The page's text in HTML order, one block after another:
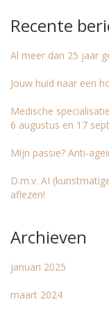
Recente
Al meer dan 25 jaar
Jouw huid naar een
Medische
6 augustus en 17
Mijn passie? Anti-
D.m.v. AI
aflezen!
Archieven
januari 2025
maart 2024